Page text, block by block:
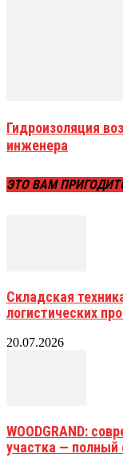
Гидроизоляция
инженера
ЭТО ВАМ
Складская
логистических
20.07.2026
WOODGRAND:
участка — полный